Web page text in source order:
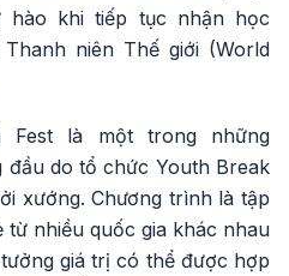
hào khi tiếp tục nhận học
niên Thế giới (World
Fest là một trong những
do tổ chức Youth Break
xướng. Chương trình là tập
nhiều quốc gia khác nhau
giá trị có thể được hợp